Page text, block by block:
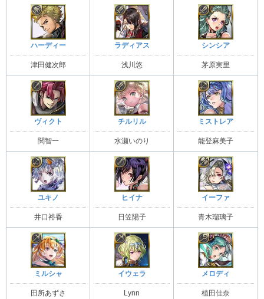
ハーディー
津田健次郎
ラディアス
浅川悠
シンシア
茅原実里
ヴィクト
関智一
チルリル
水瀬いのり
ミストレア
能登麻美子
ユキノ
井口裕香
ヒイナ
日笠陽子
イーファ
青木瑠璃子
ミルシャ
田所あずさ
イウェラ
Lynn
メロディ
植田佳奈